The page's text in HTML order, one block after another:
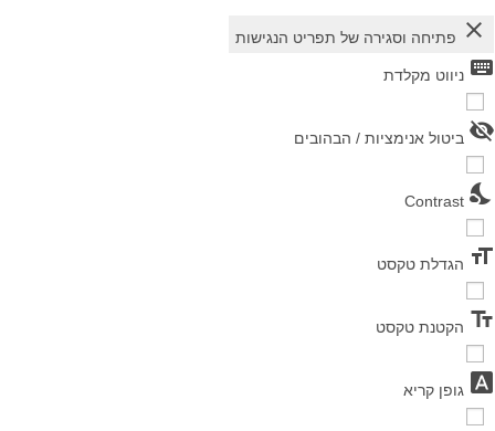
close פתיחה וסגירה של תפריט הנגישות
keyboard ניווט מקלדת
visibility_off ביטול אנימציות / הבהובים
nights_stay
Contrast
format_size הגדלת טקסט
text_fields הקטנת טקסט
font_download גופן קריא